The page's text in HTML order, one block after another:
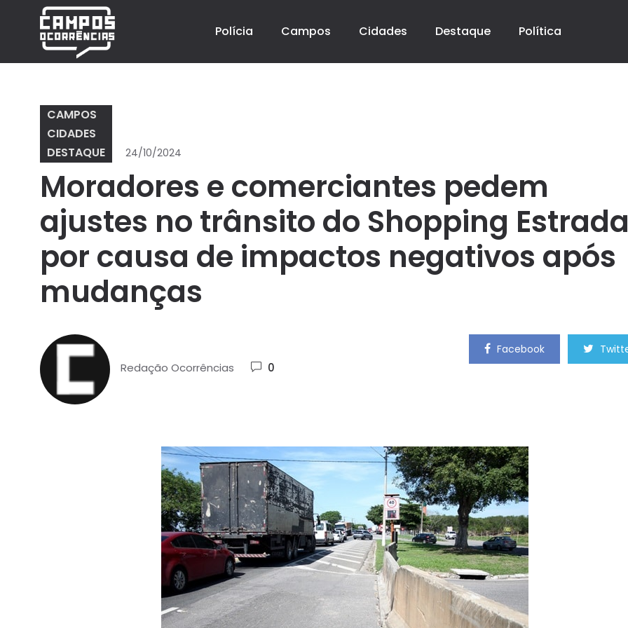
Polícia Campos Cidades Destaque Política
CAMPOS
CIDADES
DESTAQUE
24/10/2024
Moradores e comerciantes pedem
ajustes no trânsito do Shopping
por causa de impactos negativos após
mudanças
Redação Ocorrências 0
Facebook